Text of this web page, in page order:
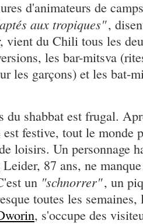
d'animateurs de
aux tropiques",
, vient du Chili tous les
les bar-mitsva
les garçons) et les bat-
du shabbat est frugal.
festive, tout le monde
loisirs. Un personnage
Leider, 87 ans, ne
un "schnorrer", un
toutes les semaines,
, s'occupe des